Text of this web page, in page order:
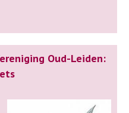
Oud-Leiden: